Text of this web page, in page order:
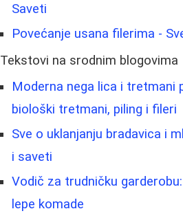
Saveti
Povećanje usana filerima -
Tekstovi na srodnim blogovima
Moderna nega lica i tretmani
biološki tretmani, piling i fileri
Sve o uklanjanju bradavica i
i saveti
Vodič za trudničku
lepe komade